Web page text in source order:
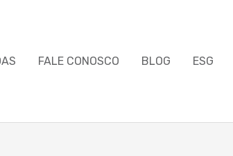
FALE CONOSCO BLOG ESG